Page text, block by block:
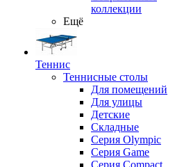
коллекции
Ещё
Теннис
Теннисные столы
Для помещений
Для улицы
Детские
Складные
Серия Olympic
Серия Game
Серия Compact